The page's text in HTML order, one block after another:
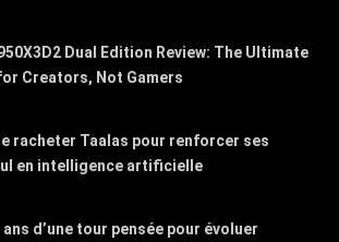
Dual Edition Review: The Ultimate
Creators, Not Gamers
racheter Taalas pour renforcer ses
en intelligence artificielle
d’une tour pensée pour évoluer